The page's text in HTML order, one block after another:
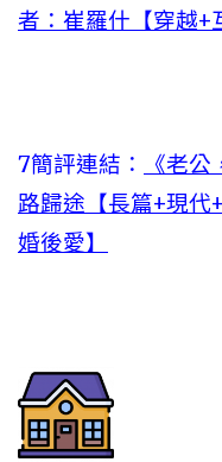
者：崔羅什【穿越+
7簡評連結：
《老
路歸途【長篇+現代
婚後愛】